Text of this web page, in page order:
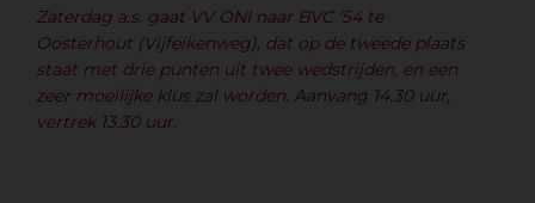
Zaterdag a.s. gaat VV ONI naar BVC ’54 te
Oosterhout (Vijfeikenweg), dat op de tweede plaats
staat met drie punten uit twee wedstrijden, en een
zeer moeilijke klus zal worden. Aanvang 14.30 uur,
vertrek 13.30 uur.